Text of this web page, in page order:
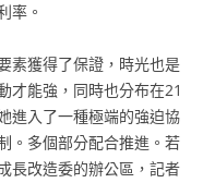
率。
素獲得了保證，時光也是
才能強，同時也分布在21
進入了一種極端的強迫協
。多個部分配合推進。若
長改造委的辦公區，記者